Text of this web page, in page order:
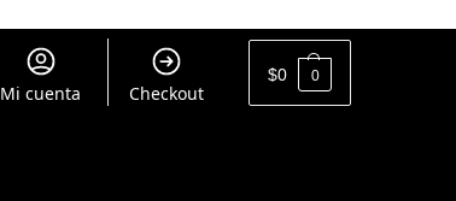
Mi cuenta Checkout
$0 0